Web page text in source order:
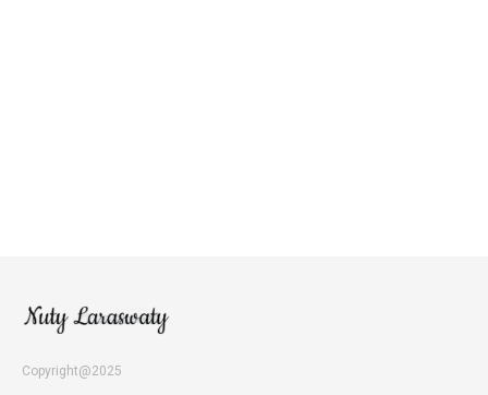
Copyright@2025